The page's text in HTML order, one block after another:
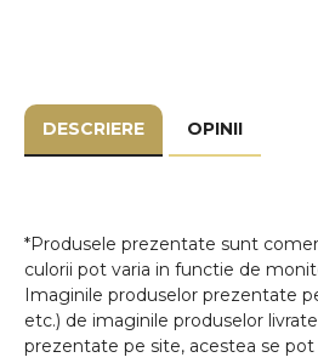
DESCRIERE OPINII
*Produsele prezentate sunt
culorii pot varia in functie de
Imaginile produselor prezentate
etc.) de imaginile produselor
prezentate pe site, acestea se